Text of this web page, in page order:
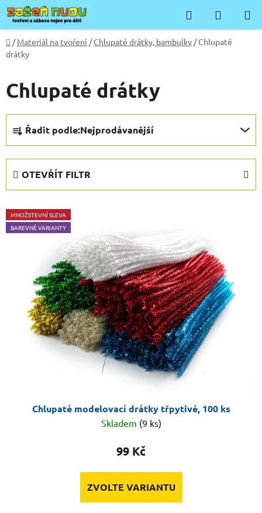
Přejít
na
obsah
Hledat
KOŠÍK
Domů
/ Materiál na tvoření /Chlupaté drátky, bambulky /Chlupaté
drátky
Chlupaté drátky
Ř
z
p
r
Řadit podle:Nejprodávanější
OTEVŘÍT FILTR
V
ý
MNOŽSTEVNÍ SLEVA
BAREVNÉ VARIANTY
Chlupaté modelovací drátky třpytivé, 100 ks
Skladem (9 ks)
99 Kč
ZVOLTE VARIANTU